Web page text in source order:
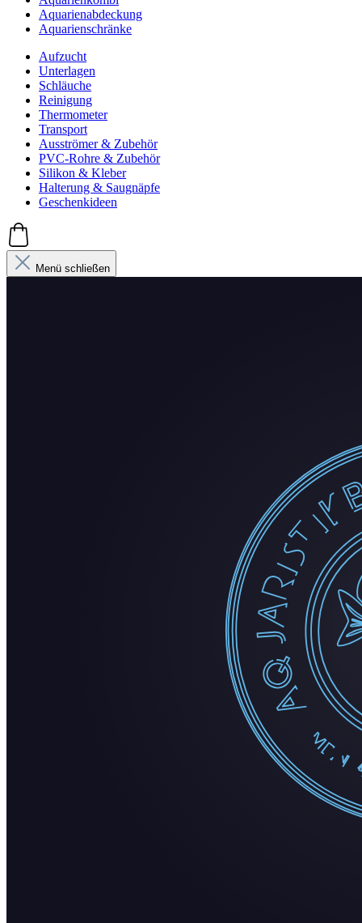
Aquarienabdeckung
Aquarienschränke
Aufzucht
Unterlagen
Schläuche
Reinigung
Thermometer
Transport
Ausströmer & Zubehör
PVC-Rohre & Zubehör
Silikon & Kleber
Halterung & Saugnäpfe
Geschenkideen
Menü schließen